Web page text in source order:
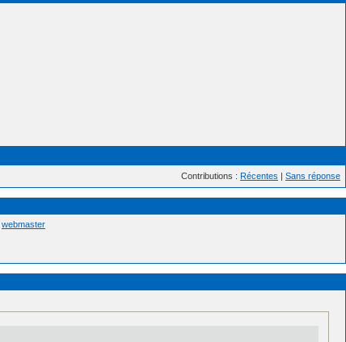
Contributions : Récentes | Sans réponse
webmaster